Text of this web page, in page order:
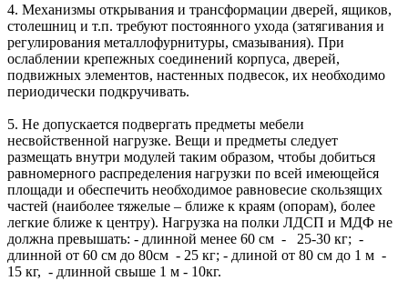
4. Механизмы открывания и трансформации дверей, ящиков,
столешниц и т.п. требуют постоянного ухода (затягивания и
регулирования металлофурнитуры, смазывания). При
ослаблении крепежных соединений корпуса, дверей,
подвижных элементов, настенных подвесок, их необходимо
периодически подкручивать.
5. Не допускается подвергать предметы мебели
несвойственной нагрузке. Вещи и предметы следует
размещать внутри модулей таким образом, чтобы добиться
равномерного распределения нагрузки по всей имеющейся
площади и обеспечить необходимое равновесие скользящих
частей (наиболее тяжелые – ближе к краям (опорам), более
легкие ближе к центру). Нагрузка на полки ЛДСП и МДФ не
должна превышать: - длинной менее 60 см - 25-30 кг; -
длинной от 60 см до 80см - 25 кг; - длиной от 80 см до 1 м -
15 кг, - длинной свыше 1 м - 10кг.